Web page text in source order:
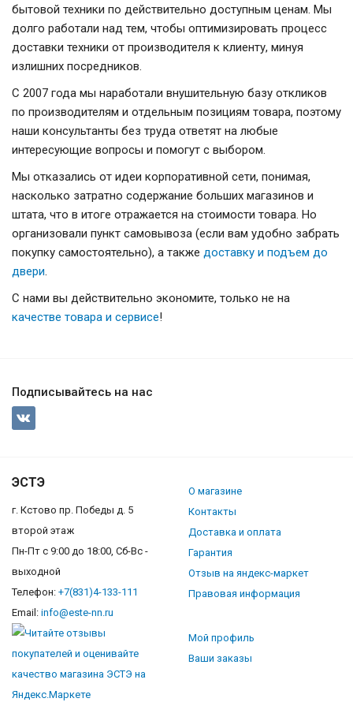
бытовой техники по действительно доступным ценам. Мы
долго работали над тем, чтобы оптимизировать процесс
доставки техники от производителя к клиенту, минуя
излишних посредников.
С 2007 года мы наработали внушительную базу откликов
по производителям и отдельным позициям товара, поэтому
наши консультанты без труда ответят на любые
интересующие вопросы и помогут с выбором.
Мы отказались от идеи корпоративной сети, понимая,
насколько затратно содержание больших магазинов и
штата, что в итоге отражается на стоимости товара. Но
организовали пункт самовывоза (если вам удобно забрать
покупку самостоятельно), а также доставку и подъем до
двери.
С нами вы действительно экономите, только не на
качестве товара и сервисе!
Подписывайтесь на нас
ЭСТЭ
г. Кстово пр. Победы д. 5
второй этаж
Пн-Пт с 9:00 до 18:00, Сб-Вс -
выходной
Телефон: +7(831)4-133-111
Email: info@este-nn.ru
О магазине
Контакты
Доставка и оплата
Гарантия
Отзыв на яндекс-маркет
Правовая информация
Мой профиль
Ваши заказы